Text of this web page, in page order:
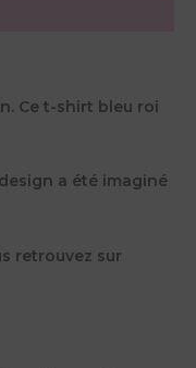
Ce t-shirt bleu roi
a été imaginé
retrouvez sur